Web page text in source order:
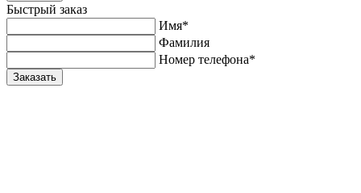
Быстрый заказ
Имя*
Фамилия
Номер телефона*